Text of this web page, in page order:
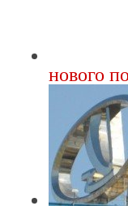
нового